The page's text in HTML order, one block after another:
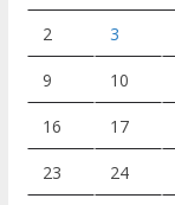
2 3
9 10
16 17
23 24